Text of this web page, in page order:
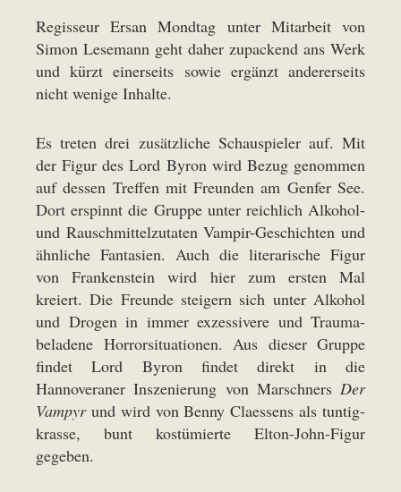
Regisseur Ersan Mondtag unter Mitarbeit von
Simon Lesemann geht daher zupackend ans Werk
und kürzt einerseits sowie ergänzt andererseits
nicht wenige Inhalte.
Es treten drei zusätzliche Schauspieler auf. Mit
der Figur des Lord Byron wird Bezug genommen
auf dessen Treffen mit Freunden am Genfer See.
Dort erspinnt die Gruppe unter reichlich Alkohol-
und Rauschmittelzutaten Vampir-Geschichten und
ähnliche Fantasien. Auch die literarische Figur
von Frankenstein wird hier zum ersten Mal
kreiert. Die Freunde steigern sich unter Alkohol
und Drogen in immer exzessivere und Trauma-
beladene Horrorsituationen. Aus dieser Gruppe
findet Lord Byron findet direkt in die
Hannoveraner Inszenierung von Marschners Der
Vampyrund wird von Benny Claessens als tuntig-
krasse, bunt kostümierte Elton-John-Figur
gegeben.